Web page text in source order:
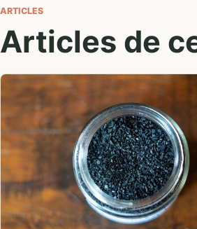
ARTICLES
Articles de